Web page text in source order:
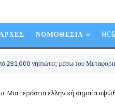
ΝΟΜΟΘΕΣΙΑ
μέσω του Μεταφορικού
Μια τεράστια ελληνική σημαία